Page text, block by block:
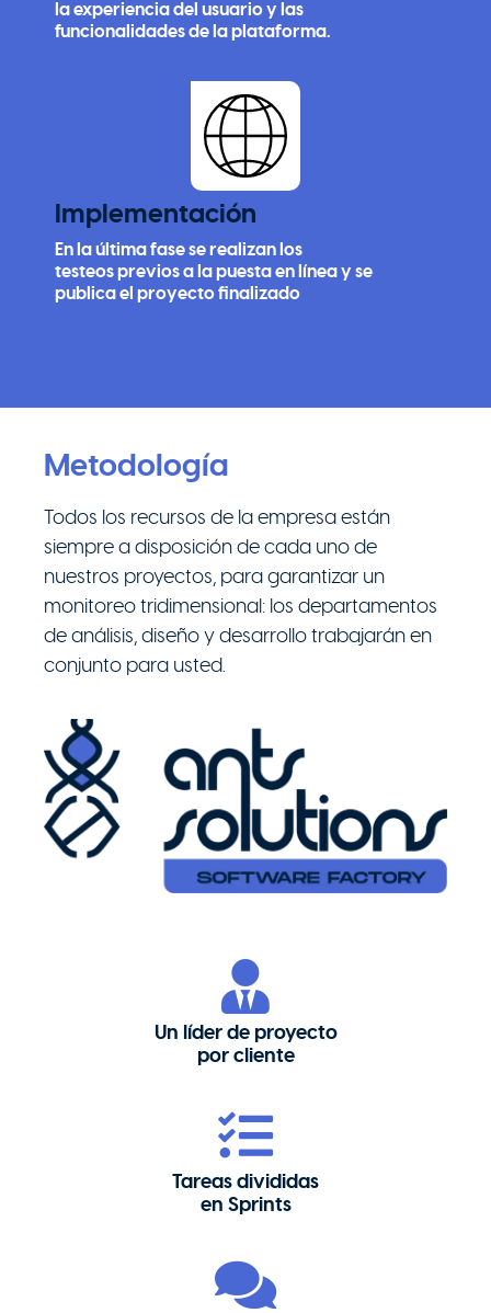
la experiencia del usuario y las
funcionalidades de la plataforma.
Implementación
En la última fase se realizan los
testeos previos a la puesta en línea y se
publica el proyecto finalizado
Metodología
Todos los recursos de la empresa están
siempre a disposición de cada uno de
nuestros proyectos, para garantizar un
monitoreo tridimensional: los departamentos
de análisis, diseño y desarrollo trabajarán en
conjunto para usted.
Un líder de proyecto
por cliente
Tareas divididas
en Sprints